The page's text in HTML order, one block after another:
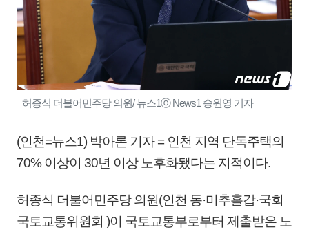
허종식 더불어민주당 의원/ 뉴스1ⓒ News1 송원영 기자
(인천=뉴스1) 박아론 기자 = 인천 지역 단독주택의
70% 이상이 30년 이상 노후화됐다는 지적이다.
허종식 더불어민주당 의원(인천 동·미추홀갑·국회
국토교통위원회 )이 국토교통부로부터 제출받은 노